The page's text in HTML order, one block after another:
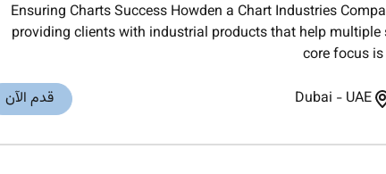
Ensuring Charts Success Howden a Chart Industries
providing clients with industrial products that help
core focus
Dubai - UAE قدم الآن